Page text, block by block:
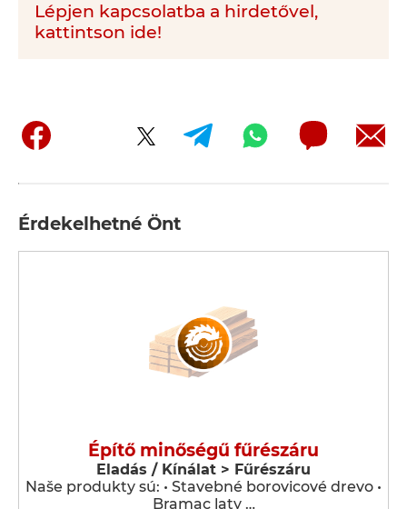
Lépjen kapcsolatba a hirdetővel,
kattintson ide!
Érdekelhetné Önt
Építő minőségű fűrészáru
Eladás / Kínálat > Fűrészáru
Naše produkty sú: • Stavebné borovicové drevo •
Bramac laty …